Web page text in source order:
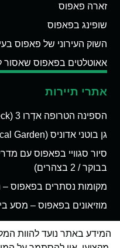
זארה פאפוס
שופינג בפאפוס
השוק העירוני של פאפוס
אאוטלטים בפאפוס
אתרי תיירות
הספינה הטרופה אדְרו 3 (Edro III Shipwreck) בפאפוס
גן בוטני אדוניס (Adonis Botanical Garden) בפאפוס
בבוקר / 2 בצהרים)
מקומות נסתרים בפאפוס –
מוזיאונים בפאפוס – מסע
המידע באתר נועד להוות